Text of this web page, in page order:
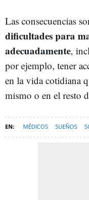
Las consecuencias
dificultades para
adecuadamente,
por ejemplo, tener
en la vida cotidiana
mismo o en el resto
MÉDICOS SUEÑOS